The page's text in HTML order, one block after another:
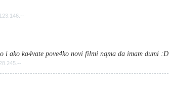
i ako ka4vate pove4ko novi filmi nqma da imam dumi :D